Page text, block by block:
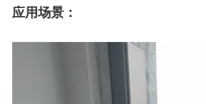
应用场景：